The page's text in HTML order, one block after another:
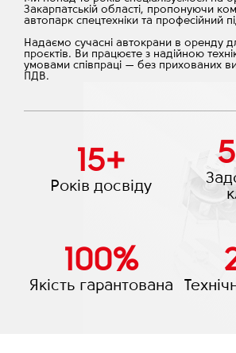
Закарпатській області, пропонуючи
автопарк спецтехніки та професійний
Надаємо сучасні автокрани в оренду
проєктів. Ви працюєте з надійною
умовами співпраці — без прихованих
ПДВ.
15+
Років досвіду
100%
Якість гарантована